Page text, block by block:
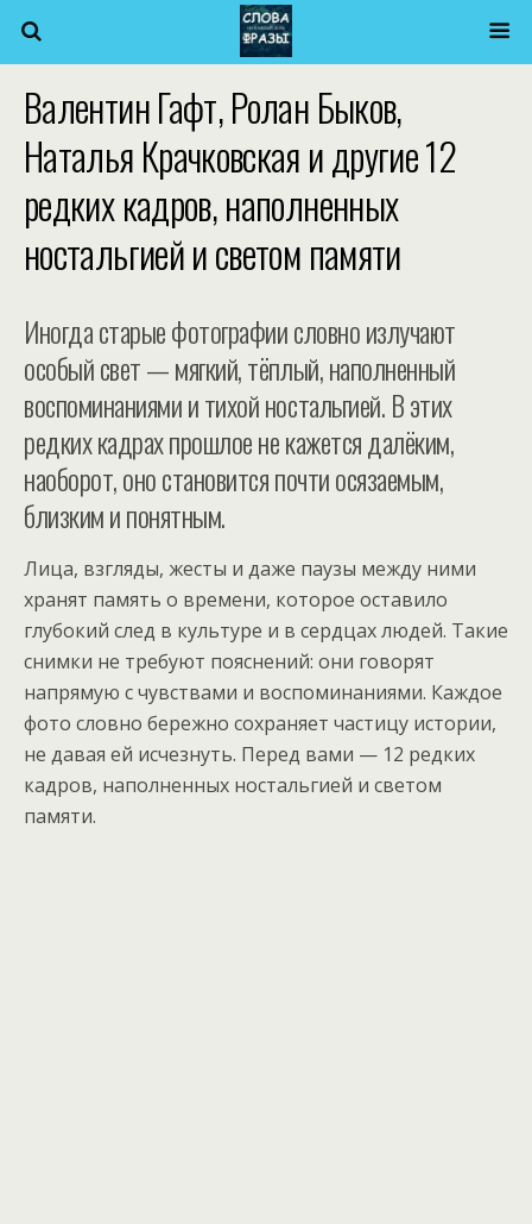
Валентин Гафт, Ролан Быков,
Наталья Крачковская и другие 12
редких кадров, наполненных
ностальгией и светом памяти
Иногда старые фотографии словно излучают
особый свет — мягкий, тёплый, наполненный
воспоминаниями и тихой ностальгией. В этих
редких кадрах прошлое не кажется далёким,
наоборот, оно становится почти осязаемым,
близким и понятным.
Лица, взгляды, жесты и даже паузы между ними
хранят память о времени, которое оставило
глубокий след в культуре и в сердцах людей. Такие
снимки не требуют пояснений: они говорят
напрямую с чувствами и воспоминаниями. Каждое
фото словно бережно сохраняет частицу истории,
не давая ей исчезнуть. Перед вами — 12 редких
кадров, наполненных ностальгией и светом
памяти.